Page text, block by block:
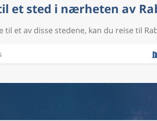
et sted i nærheten av
til et av disse stedene, kan du reise til